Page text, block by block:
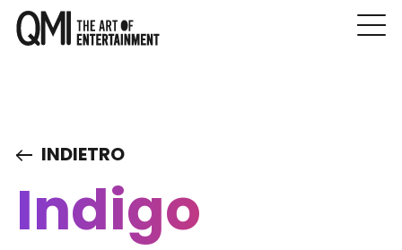
INDIETRO
Indigo